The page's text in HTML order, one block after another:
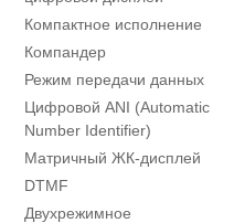
Компактное исполнение
Компандер
Режим передачи данных
Цифровой ANI (Automatic
Number Identifier)
Матричный ЖК-дисплей
DTMF
Двухрежимное